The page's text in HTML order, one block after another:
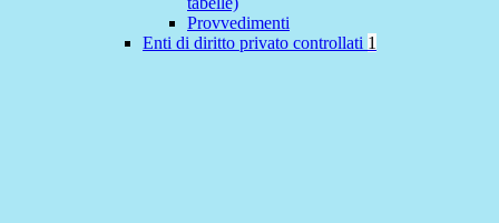
Provvedimenti
Enti di diritto privato controllati 1